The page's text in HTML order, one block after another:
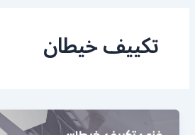
تكييف خيطان